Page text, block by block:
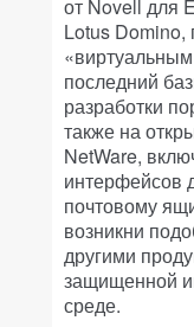
от Novell для
Lotus
последний
разработки
также на
NetWare,
интерфейсов
почтовому
возникни
другими
защищенной
среде.